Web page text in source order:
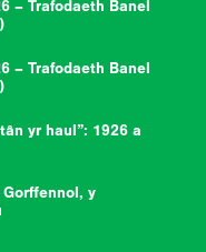
– Trafodaeth Banel
– Trafodaeth Banel
yr haul”: 1926 a
Gorffennol, y